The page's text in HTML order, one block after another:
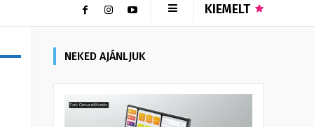
KIEMELT
NEKED AJÁNLJUK